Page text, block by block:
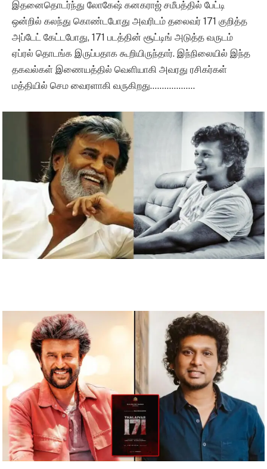
இதனைதொடர்ந்து லோகேஷ் கனகராஜ் சமீபத்தில் பேட்டி
ஒன்றில் கலந்து கொண்டபோது அவரிடம் தலைவர் 171 குறித்த
அப்டேட் கேட்டபோது, 171 படத்தின் சூட்டிங் அடுத்த வருடம்
ஏப்ரல் தொடங்க இருப்பதாக கூறியிருந்தார். இந்நிலையில் இந்த
தகவல்கள் இணையத்தில் வெளியாகி அவரது ரசிகர்கள்
மத்தியில் செம வைரளாகி வருகிறது……………….